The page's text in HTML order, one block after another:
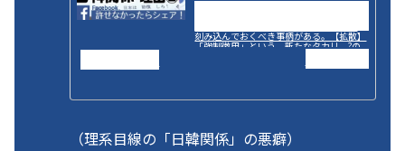
刻み込んでおくべき事柄がある。【拡散】
「強制徴用」という、新たなタカリ。?の
（理系目線の「日韓関係」の悪癖）